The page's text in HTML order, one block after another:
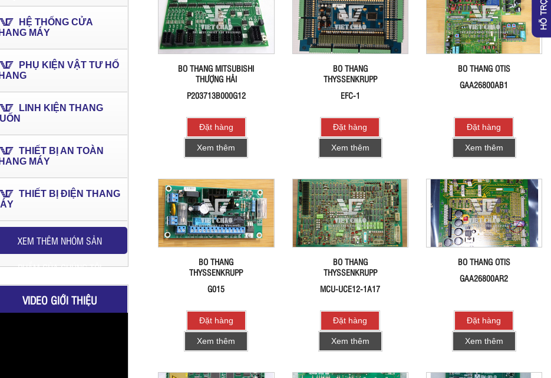
HỆ THỐNG CỬA
MÁY
PHỤ KIỆN VẬT TƯ HỐ
LINH KIỆN THANG
THIẾT BỊ AN TOÀN
MÁY
THIẾT BỊ ĐIỆN THANG
XEM THÊM NHÓM SẢN
PHẨM CỦA CHÚNG TÔI
VIDEO GIỚI THIỆU
BO THANG MITSUBISHI
THƯỢNG HẢI
P203713B000G12
Đặt hàng
Xem thêm
BO THANG
THYSSENKRUPP
EFC-1
Đặt hàng
Xem thêm
BO THANG OTIS
GAA26800AB1
Đặt hàng
Xem thêm
BO THANG
THYSSENKRUPP
G015
Đặt hàng
Xem thêm
BO THANG
THYSSENKRUPP
MCU-UCE12-1A17
Đặt hàng
Xem thêm
BO THANG OTIS
GAA26800AR2
Đặt hàng
Xem thêm